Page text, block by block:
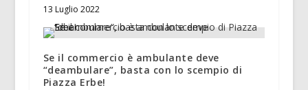
13 Luglio 2022
Se il commercio è ambulante deve
“deambulare”, basta con lo scempio di
Piazza Erbe!